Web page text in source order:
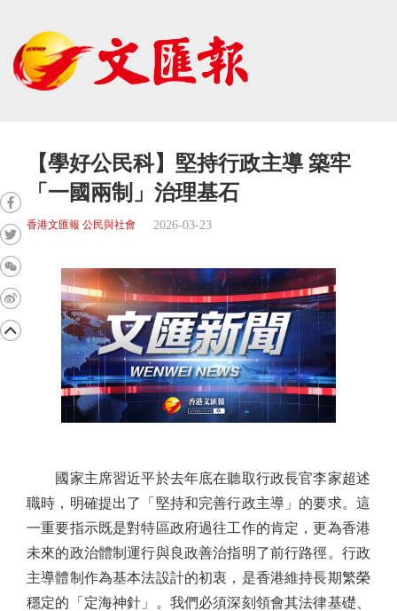
【學好公民科】堅持行政主導 築牢
「一國兩制」治理基石
香港文匯報 公民與社會 2026-03-23
國家主席習近平於去年底在聽取行政長官李家超述
職時，明確提出了「堅持和完善行政主導」的要求。這
一重要指示既是對特區政府過往工作的肯定，更為香港
未來的政治體制運行與良政善治指明了前行路徑。行政
主導體制作為基本法設計的初衷，是香港維持長期繁榮
穩定的「定海神針」。我們必須深刻領會其法律基礎、